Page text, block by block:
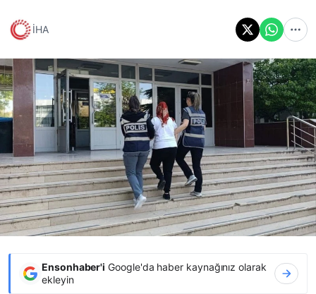
İHA
Ensonhaber'i Google'da haber kaynağınız olarak
ekleyin